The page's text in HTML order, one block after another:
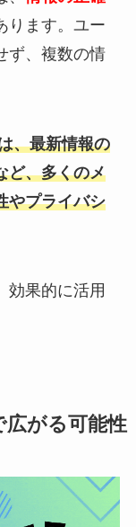
ります。ユー
ず、複数の情
、最新情報の
ど、多くのメ
やプライバシ
効果的に活用
広がる可能性